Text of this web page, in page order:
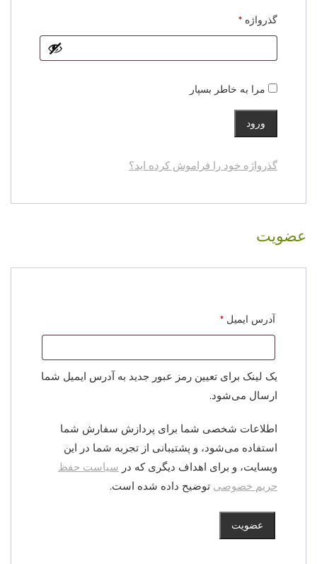
گذرواژه *الزامی
مرا به خاطر بسپار
ورود
گذرواژه خود را فراموش کرده اید؟
عضویت
آدرس ایمیل *الزامی
یک لینک برای تعیین رمز عبور جدید به آدرس ایمیل شما
ارسال می‌شود.
اطلاعات شخصی شما برای پردازش سفارش شما
استفاده می‌شود، و پشتیبانی از تجربه شما در این
وبسایت، و برای اهداف دیگری که در سیاست حفظ
حریم خصوصی توضیح داده شده است.
عضویت